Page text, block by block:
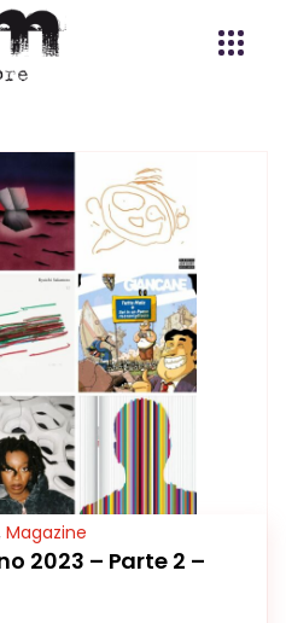
Magazine
2023 – Parte 2 –